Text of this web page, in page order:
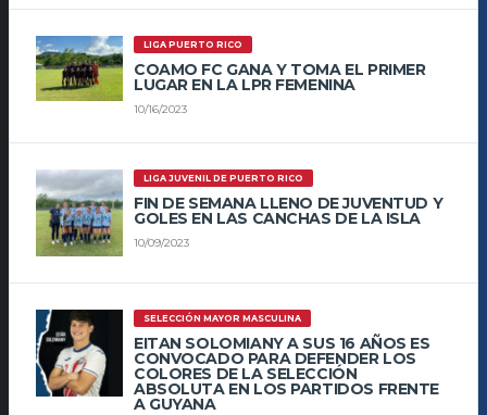
LIGA PUERTO RICO
COAMO FC GANA Y TOMA EL PRIMER
LUGAR EN LA LPR FEMENINA
10/16/2023
LIGA JUVENIL DE PUERTO RICO
FIN DE SEMANA LLENO DE JUVENTUD Y
GOLES EN LAS CANCHAS DE LA ISLA
10/09/2023
SELECCIÓN MAYOR MASCULINA
EITAN SOLOMIANY A SUS 16 AÑOS ES
CONVOCADO PARA DEFENDER LOS
COLORES DE LA SELECCIÓN
ABSOLUTA EN LOS PARTIDOS FRENTE
A GUYANA